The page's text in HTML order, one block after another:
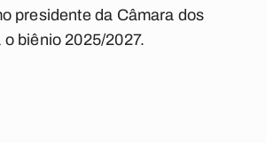
presidente da Câmara dos
biênio 2025/2027.